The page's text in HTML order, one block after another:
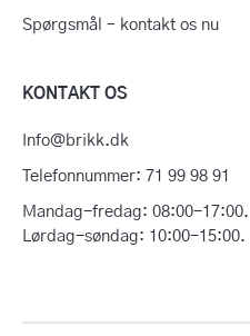
Spørgsmål – kontakt os nu
KONTAKT OS
Info@brikk.dk
Telefonnummer: 71 99 98 91
Mandag-fredag: 08:00-17:00.
Lørdag-søndag: 10:00-15:00.